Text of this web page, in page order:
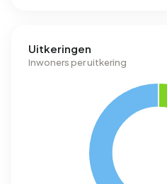
Uitkeringen
Inwoners per uitkering